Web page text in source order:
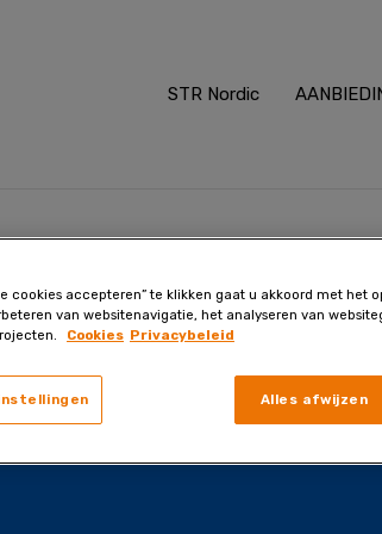
STR Nordic
cookies accepteren” te klikken gaat u akkoord met het
van websitenavigatie, het analyseren van
Cookies Privacybeleid
Alles afwijzen